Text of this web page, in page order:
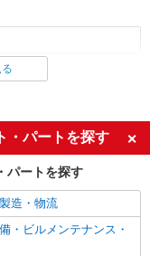
條畷/2780000020-025
職なし）
6,201〜6,306円（深夜
12
詳細を見る
員）（役職なし）
新卒歓迎
歓迎
・パートを探す
パートを探す
造・物流
・ビルメンテナンス・